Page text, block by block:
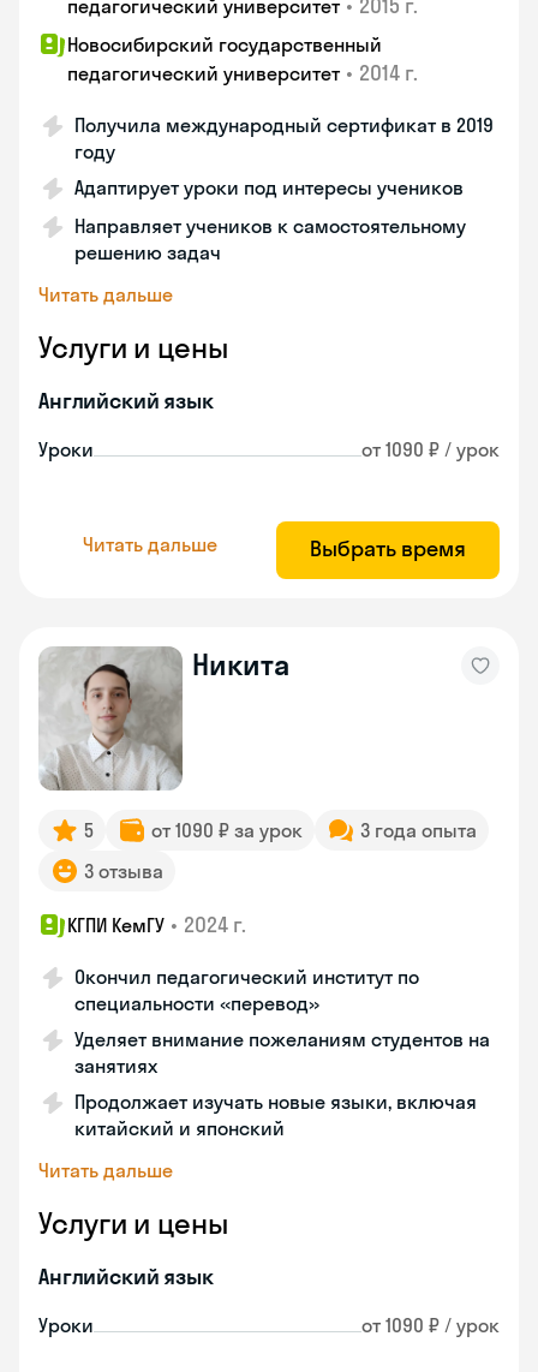
педагогический университет
Новосибирский государственный
педагогический университет • 2014 г.
Получила международный сертификат в 2019
году
Адаптирует уроки под интересы учеников
Направляет учеников к самостоятельному
решению задач
Читать дальше
Услуги и цены
Английский язык
Уроки от 1090 ₽ / урок
Читать дальше Выбрать время
Никита
5 от 1090 ₽ за урок
3 года опыта
3 отзыва
КГПИ КемГУ • 2024 г.
Окончил педагогический институт по
специальности «перевод»
Уделяет внимание пожеланиям студентов на
занятиях
Продолжает изучать новые языки, включая
китайский и японский
Читать дальше
Услуги и цены
Английский язык
Уроки от 1090 ₽ / урок